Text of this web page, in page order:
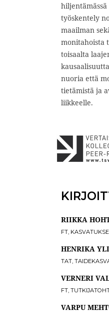
työskentely
maailman
monitahoista
toisaalta
nuoria että
tietämistä ja
liikkeelle.
RIIKKA
FT,
HENRIKA
TAT,
VERNERI
FT,
VARPU